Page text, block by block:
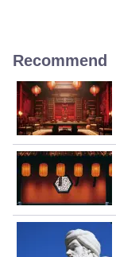
Recommend